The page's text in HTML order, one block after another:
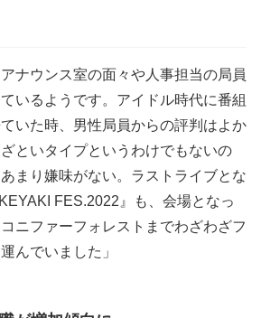
ナウンス室の面々や人事担当の局員
いるようです。アイドル時代に番組
いた時、男性局員からの評判はよか
といタイプというわけでもないの
まり嫌味がない。ラストライブとな
FES.2022』も、会場となっ
ニファーフォレストまでわざわざフ
んでいました」